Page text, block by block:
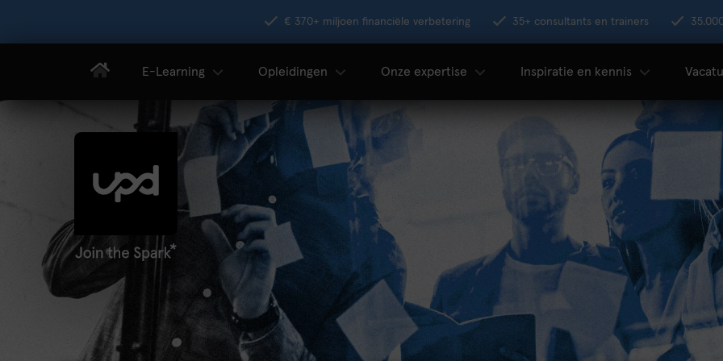
€ 370+ miljoen financiële verbetering 35+ consultants en trainers
E-Learning Opleidingen Onze expertise Inspiratie en kennis